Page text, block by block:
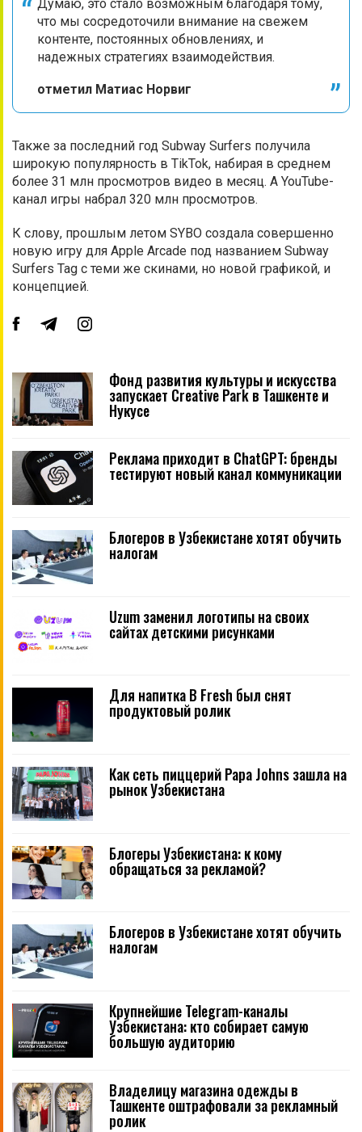
Думаю, это стало возможным благодаря тому,
что мы сосредоточили внимание на свежем
контенте, постоянных обновлениях, и
надежных стратегиях взаимодействия.
отметил Матиас Норвиг
Также за последний год Subway Surfers получила
широкую популярность в TikTok, набирая в среднем
более 31 млн просмотров видео в месяц. А YouTube-
канал игры набрал 320 млн просмотров.
К слову, прошлым летом SYBO создала совершенно
новую игру для Apple Arcade под названием Subway
Surfers Tag с теми же скинами, но новой графикой, и
концепцией.
Фонд развития культуры и искусства
запускает Creative Park в Ташкенте и
Нукусе
Реклама приходит в ChatGPT: бренды
тестируют новый канал коммуникации
Блогеров в Узбекистане хотят обучить
налогам
Uzum заменил логотипы на своих
сайтах детскими рисунками
Для напитка B Fresh был снят
продуктовый ролик
Как сеть пиццерий Papa Johns зашла на
рынок Узбекистана
Блогеры Узбекистана: к кому
обращаться за рекламой?
Блогеров в Узбекистане хотят обучить
налогам
Крупнейшие Telegram-каналы
Узбекистана: кто собирает самую
большую аудиторию
Владелицу магазина одежды в
Ташкенте оштрафовали за рекламный
ролик